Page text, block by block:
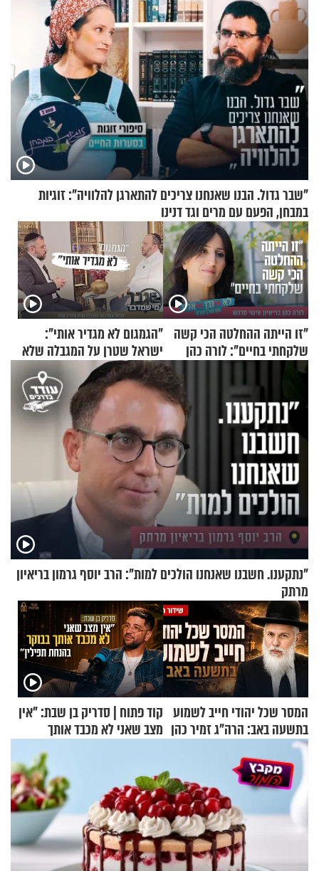
"שבר גדול. הבנו שאנחנו צריכים להתארגן להלוויה": זוגיות
במבחן, הפעם עם מרים וגד דנינו
"זו הייתה ההחלטה הכי קשה
שלקחתי בחיים": לורה כהן
בריאיון אישי מרגש
"הגמגום לא מגדיר אותי":
ישראל שטרן על המגבלה שלא
עוצרת אותו
"נתקענו. חשבנו שאנחנו הולכים למות": הרב יוסף גרמון בריאיון
מרתק
המסר שכל יהודי חייב לשמוע
בתשעה באב: הרה"ג זמיר כהן
בשיעור מיוחד
קוד פתוח | סדריק בן שבת: "אין
מצב שאני לא מכבד אותך